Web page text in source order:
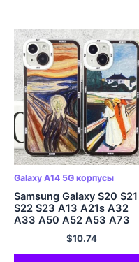
Galaxy A14 5G корпусы
Samsung Galaxy S20 S21
S22 S23 A13 A21s A32
A33 A50 A52 A53 A73
A54 A14 жұмсақ
мұқабалы қапшық Munch
Art The Scream
$10.74